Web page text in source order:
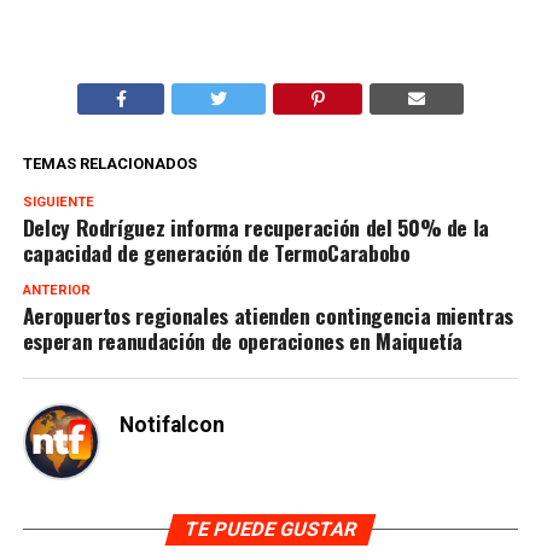
TEMAS RELACIONADOS
SIGUIENTE
Delcy Rodríguez informa recuperación del 50% de la
capacidad de generación de TermoCarabobo
ANTERIOR
Aeropuertos regionales atienden contingencia mientras
esperan reanudación de operaciones en Maiquetía
Notifalcon
TE PUEDE GUSTAR